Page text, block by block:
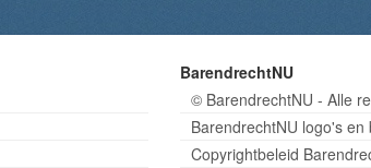
BarendrechtNU
© BarendrechtNU - Alle
BarendrechtNU logo's en
Copyrightbeleid